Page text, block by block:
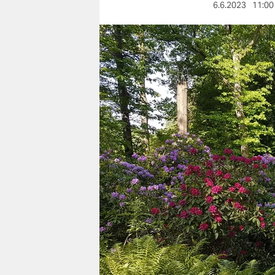
nord
wahrheit
verlag
verlag
veranstaltungen
shop
fragen & hilfe
unterstützen
abo
genossenschaft
6.6.2023